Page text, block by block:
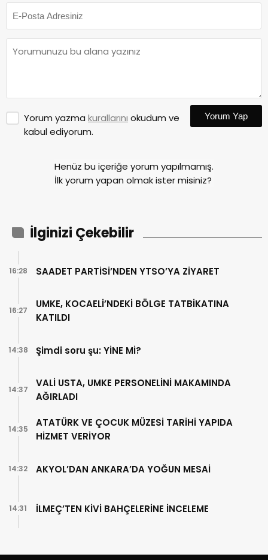
Yorum yazma kurallarını okudum ve
kabul ediyorum.
Yorum Yap
Henüz bu içeriğe yorum yapılmamış.
İlk yorum yapan olmak ister misiniz?
İlginizi Çekebilir
SAADET PARTİSİ’NDEN YTSO’YA ZİYARET
16:28
UMKE, KOCAELİ’NDEKİ BÖLGE TATBİKATINA
KATILDI
16:27
Şimdi soru şu: YİNE Mİ?
14:38
VALİ USTA, UMKE PERSONELİNİ MAKAMINDA
AĞIRLADI
14:37
ATATÜRK VE ÇOCUK MÜZESİ TARİHİ YAPIDA
HİZMET VERİYOR
14:35
AKYOL’DAN ANKARA’DA YOĞUN MESAİ
14:32
İLMEÇ’TEN KİVİ BAHÇELERİNE İNCELEME
14:31